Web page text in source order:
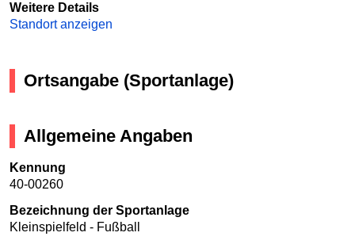
Weitere Details
Standort anzeigen
Ortsangabe (Sportanlage)
Allgemeine Angaben
Kennung
40-00260
Bezeichnung der Sportanlage
Kleinspielfeld - Fußball